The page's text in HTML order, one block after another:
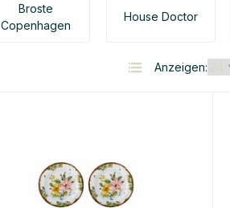
Broste
Copenhagen
House Doctor
Anzeigen: